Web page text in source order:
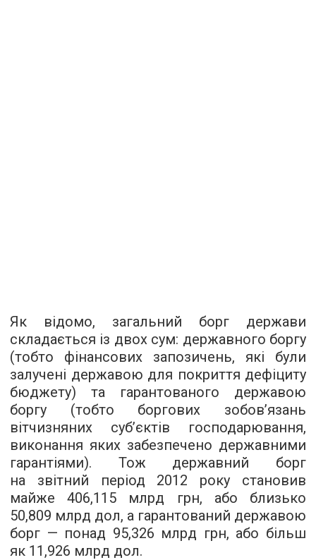
Як відомо, загальний борг держави
складається із двох сум: державного боргу
(тобто фінансових запозичень, які були
залучені державою для покриття дефіциту
бюджету) та гарантованого державою
боргу (тобто боргових зобов’язань
вітчизняних суб’єктів господарювання,
виконання яких забезпечено державними
гарантіями). Тож державний борг
на звітний період 2012 року становив
майже 406,115 млрд грн, або близько
50,809 млрд дол, а гарантований державою
борг — понад 95,326 млрд грн, або більш
як 11,926 млрд дол.